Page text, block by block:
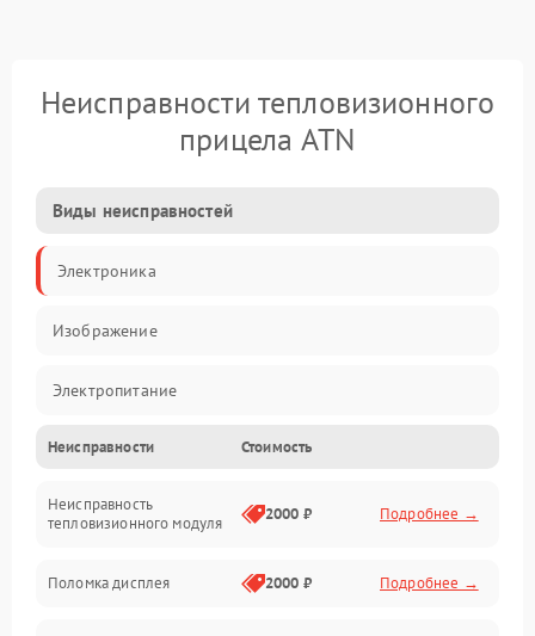
Неисправности тепловизионного
прицела ATN
Виды неисправностей
Электроника
Изображение
Электропитание
Измерения
Матрица
Неисправности Стоимость
Неисправность
тепловизионного модуля
2000 ₽ Подробнее →
Поломка дисплея 2000 ₽ Подробнее →